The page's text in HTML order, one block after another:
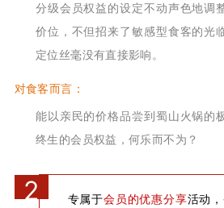
分级会员权益的设定不动声色地调
价位，不但招来了敏感型食客的光
定位丝毫没有直接影响。
对食客而言：
能以亲民的价格品尝到蜀山火锅的
终生的会员权益，何乐而不为？
2 专属于会员的优惠分享活动